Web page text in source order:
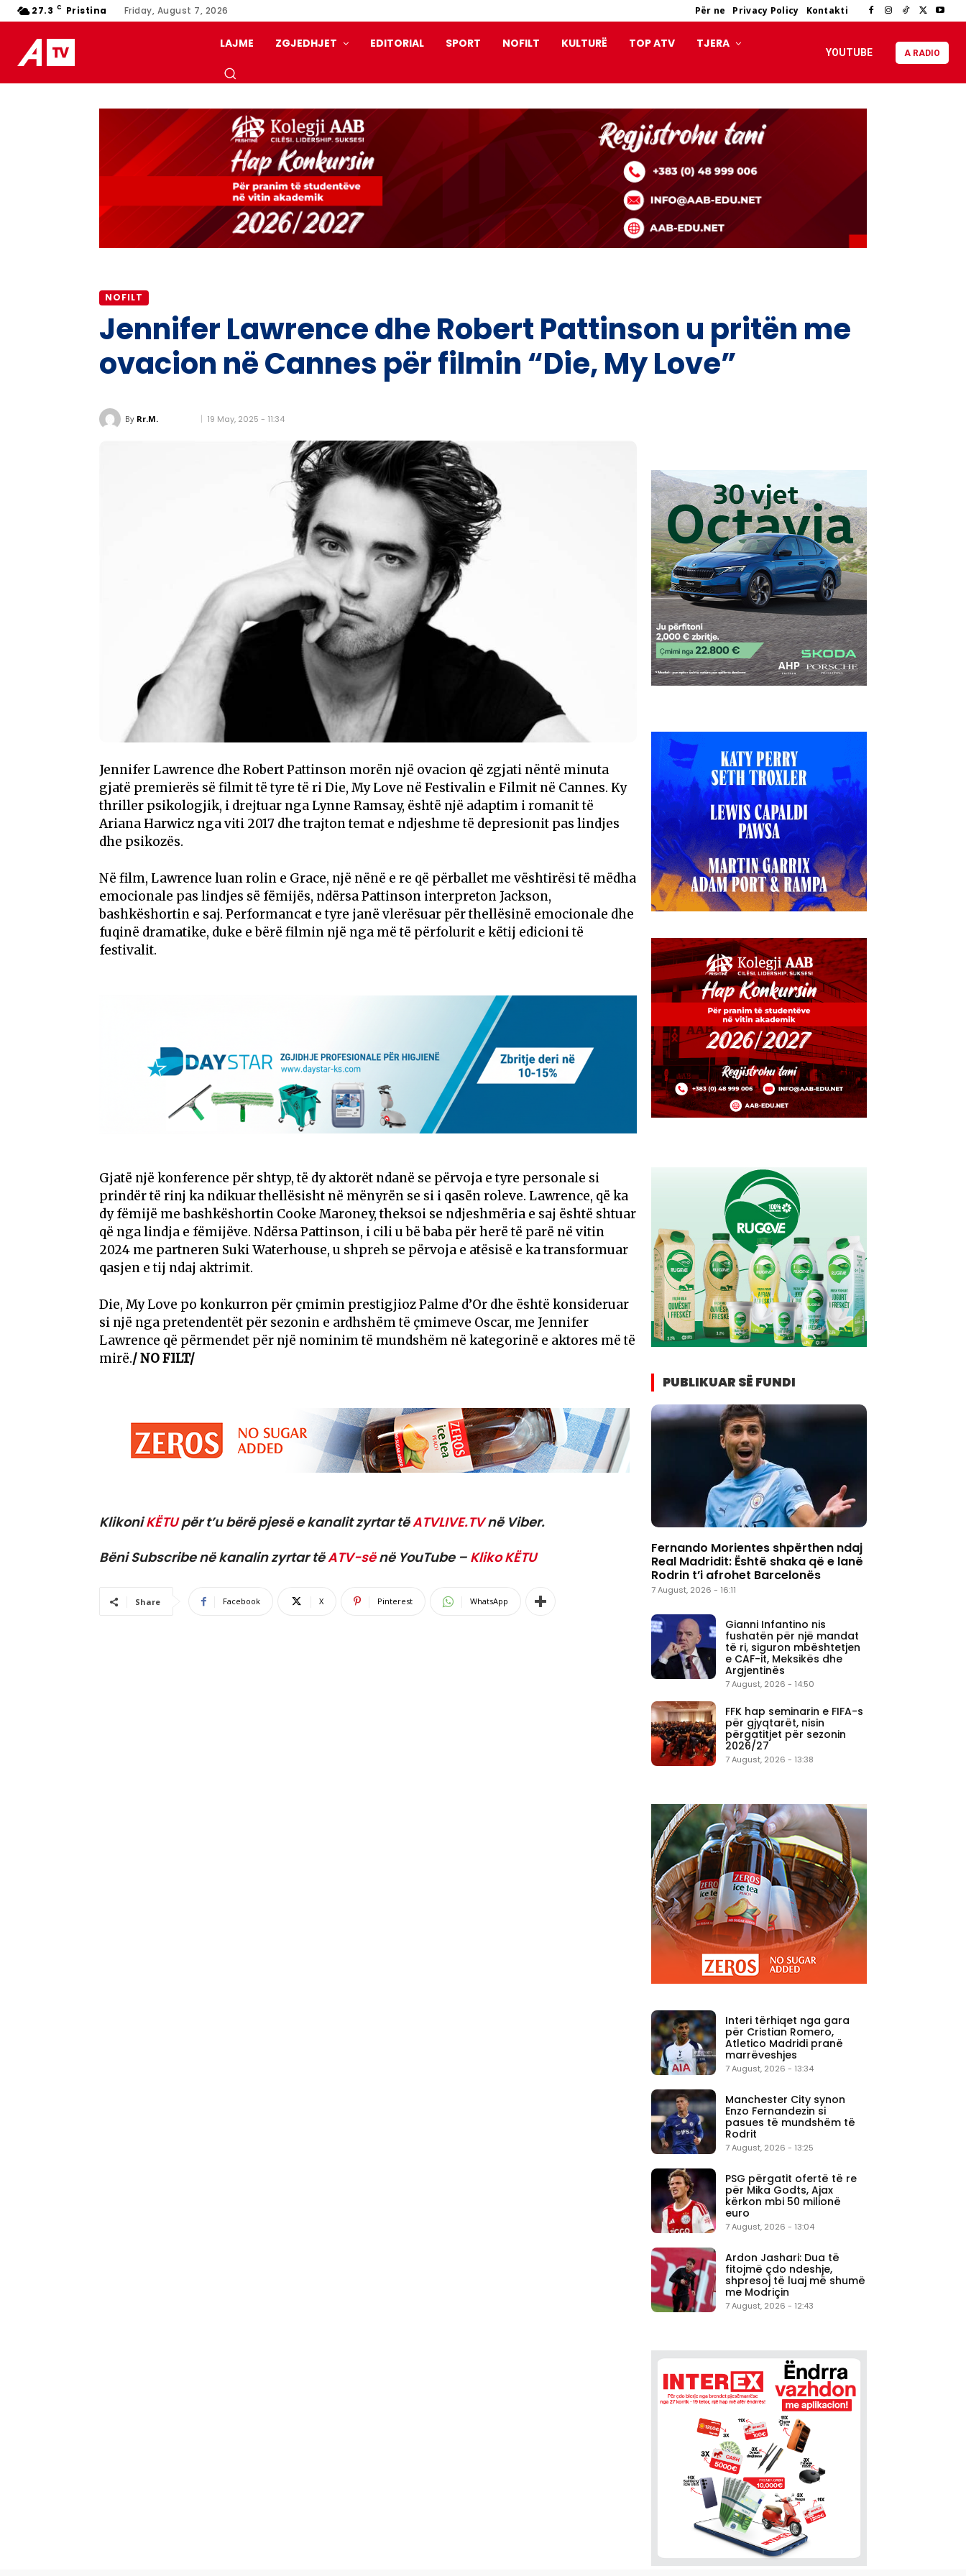
27.3 C Pristina Friday, August 7, 2026 Për ne Privacy Policy Kontakti
LAJME ZGJEDHJET EDITORIAL SPORT NOFILT KULTURË TOP ATV TJERA
YOUTUBE A RADIO
NOFILT
Jennifer Lawrence dhe Robert Pattinson u pritën me
ovacion në Cannes për filmin “Die, My Love”
By Rr.M. 19 May, 2025 - 11:34
Jennifer Lawrence dhe Robert Pattinson morën një ovacion që zgjati nëntë minuta
gjatë premierës së filmit të tyre të ri Die, My Love në Festivalin e Filmit në Cannes. Ky
thriller psikologjik, i drejtuar nga Lynne Ramsay, është një adaptim i romanit të
Ariana Harwicz nga viti 2017 dhe trajton temat e ndjeshme të depresionit pas lindjes
dhe psikozës.
Në film, Lawrence luan rolin e Grace, një nënë e re që përballet me vështirësi të mëdha
emocionale pas lindjes së fëmijës, ndërsa Pattinson interpreton Jackson,
bashkëshortin e saj. Performancat e tyre janë vlerësuar për thellësinë emocionale dhe
fuqinë dramatike, duke e bërë filmin një nga më të përfolurit e këtij edicioni të
festivalit.
Gjatë një konference për shtyp, të dy aktorët ndanë se përvoja e tyre personale si
prindër të rinj ka ndikuar thellësisht në mënyrën se si i qasën roleve. Lawrence, që ka
dy fëmijë me bashkëshortin Cooke Maroney, theksoi se ndjeshmëria e saj është shtuar
që nga lindja e fëmijëve. Ndërsa Pattinson, i cili u bë baba për herë të parë në vitin
2024 me partneren Suki Waterhouse, u shpreh se përvoja e atësisë e ka transformuar
qasjen e tij ndaj aktrimit.
Die, My Love po konkurron për çmimin prestigjioz Palme d’Or dhe është konsideruar
si një nga pretendentët për sezonin e ardhshëm të çmimeve Oscar, me Jennifer
Lawrence që përmendet për një nominim të mundshëm në kategorinë e aktores më të
mirë./ NO FILT/
KlikoniKËTUpër t’u bërë pjesë e kanalit zyrtar tëATVLIVE.TVnë Viber.
Bëni Subscribe në kanalin zyrtar tëATV-sënë YouTube – Kliko KËTU
Share Facebook X Pinterest WhatsApp
PUBLIKUAR SË FUNDI
Fernando Morientes shpërthen ndaj
Real Madridit: Është shaka që e lanë
Rodrin t’i afrohet Barcelonës
7 August, 2026 - 16:11
Gianni Infantino nis
fushatën për një mandat
të ri, siguron mbështetjen
e CAF-it, Meksikës dhe
Argjentinës
7 August, 2026 - 14:50
FFK hap seminarin e FIFA-s
për gjyqtarët, nisin
përgatitjet për sezonin
2026/27
7 August, 2026 - 13:38
Interi tërhiqet nga gara
për Cristian Romero,
Atletico Madridi pranë
marrëveshjes
7 August, 2026 - 13:34
Manchester City synon
Enzo Fernandezin si
pasues të mundshëm të
Rodrit
7 August, 2026 - 13:25
PSG përgatit ofertë të re
për Mika Godts, Ajax
kërkon mbi 50 milionë
euro
7 August, 2026 - 13:04
Ardon Jashari: Dua të
fitojmë çdo ndeshje,
shpresoj të luaj më shumë
me Modriçin
7 August, 2026 - 12:43